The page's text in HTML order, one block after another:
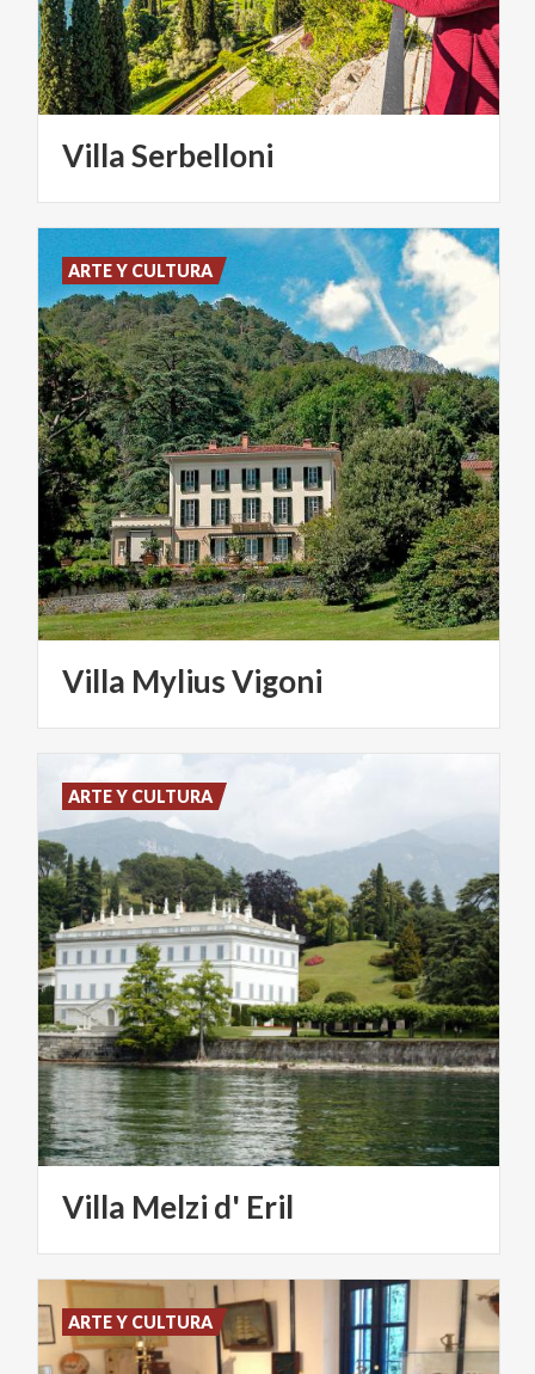
VillaSerbelloni
Villa MyliusVigoni
ARTE Y CULTURA
Villa Melzi d' Eril
ARTE Y CULTURA
ARTE Y CULTURA